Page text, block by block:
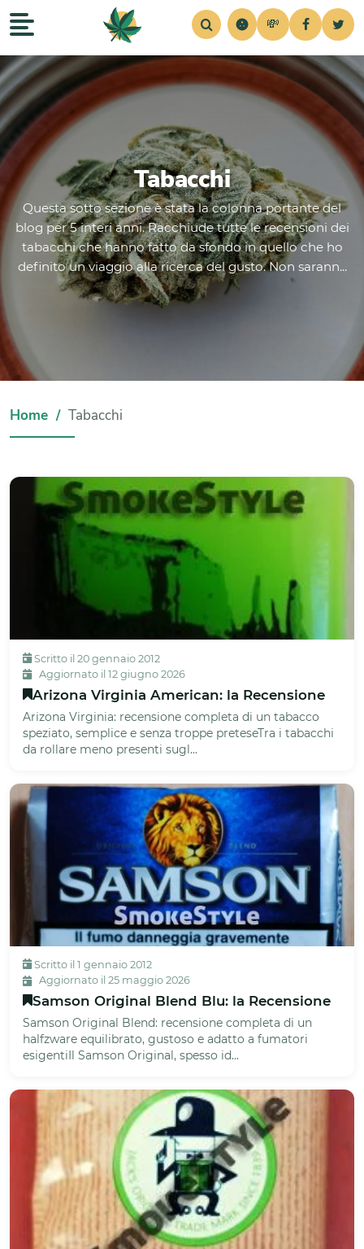
HomeRecensioni NotizieConsigli
💸
Tabacchi
Questa sotto sezione è stata la colonna portante del
blog per 5 interi anni. Racchiude tutte le recensioni dei
tabacchi che hanno fatto da sfondo in quello che ho
definito un viaggio alla ricerca del gusto. Non sarann...
Home Tabacchi
Scritto il 20 gennaio 2012
Aggiornato il 12 giugno 2026
Arizona Virginia American: la Recensione
Arizona Virginia: recensione completa di un tabacco
speziato, semplice e senza troppe preteseTra i tabacchi
da rollare meno presenti sugl...
Scritto il 1 gennaio 2012
Aggiornato il 25 maggio 2026
Samson Original Blend Blu: la Recensione
Samson Original Blend: recensione completa di un
halfzware equilibrato, gustoso e adatto a fumatori
esigentiIl Samson Original, spesso id...